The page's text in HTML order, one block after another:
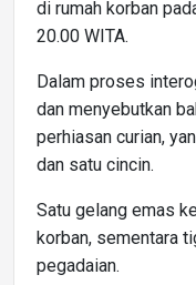
di rumah korban
20.00 WITA.
Dalam proses
dan menyebutkan
perhiasan curian,
dan satu cincin.
Satu gelang emas
korban, sementara
pegadaian.